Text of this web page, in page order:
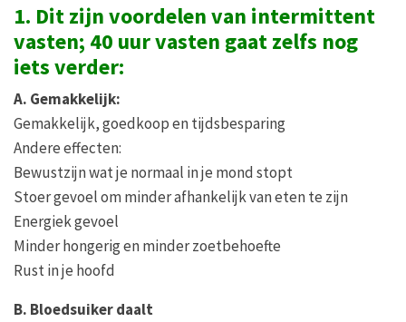
1. Dit zijn voordelen van intermittent
vasten; 40 uur vasten gaat zelfs nog
iets verder:
A. Gemakkelijk:
Gemakkelijk, goedkoop en tijdsbesparing
Andere effecten:
Bewustzijn wat je normaal in je mond stopt
Stoer gevoel om minder afhankelijk van eten te zijn
Energiek gevoel
Minder hongerig en minder zoetbehoefte
Rust in je hoofd
B. Bloedsuiker daalt